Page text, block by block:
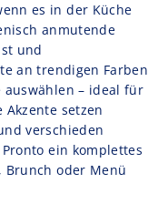
es in der Küche
anmutende
und
an trendigen Farben
– ideal für
setzen
verschieden
ein komplettes
Brunch oder Menü